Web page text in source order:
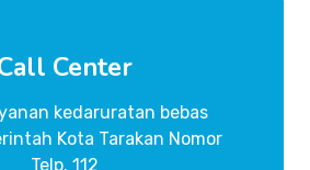
Center
kedaruratan bebas
Kota Tarakan Nomor
Telp. 112